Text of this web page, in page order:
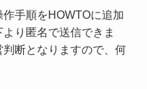
手順をHOWTOに追加
り匿名で送信できま
断となりますので、何